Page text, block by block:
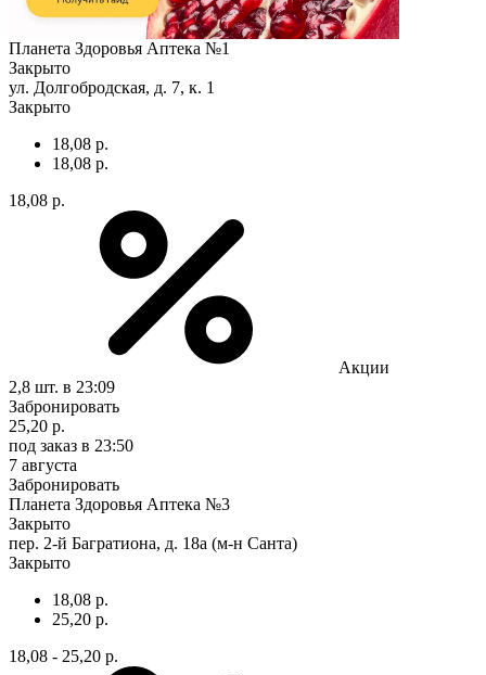
Планета Здоровья Аптека №1
Закрыто
ул. Долгобродская, д. 7, к. 1
Закрыто
18,08 р.
18,08 р.
18,08 р.
Акции
2,8 шт. в 23:09
Забронировать
25,20 р.
под заказ в 23:50
7 августа
Забронировать
Планета Здоровья Аптека №3
Закрыто
пер. 2-й Багратиона, д. 18а (м-н Санта)
Закрыто
18,08 р.
25,20 р.
18,08 - 25,20 р.